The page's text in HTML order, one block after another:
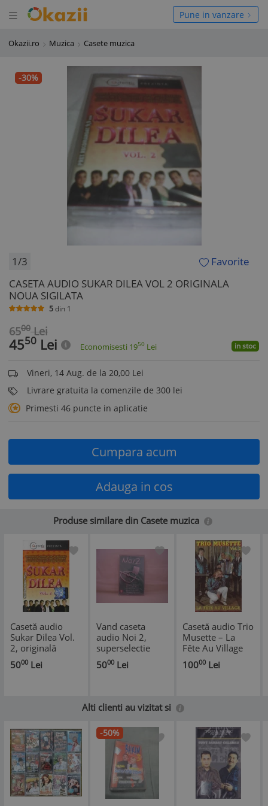
Deschide meniul
meniul Pune in vanzare
Okazii.ro Muzica Casete muzica
-30%
1/3
Favorite
CASETA AUDIO SUKAR DILEA VOL 2 ORIGINALA
NOUA SIGILATA
5din 1
6500 Lei
4550 Lei Economisesti 1950 Lei in stoc
Vineri, 14 Aug. de la 20,00 Lei
Livrare gratuita la comenzile de 300 lei
Primesti 46 puncte in aplicatie
Cumpara acum
Adauga in cos
Produse similare din Casete muzica
Casetă audio
Sukar Dilea Vol.
2, originală
5000 Lei
Vand caseta
audio Noi 2,
superselectie
romaneasca,
originala, sigilata
5000 Lei
Casetă audio Trio
Musette ‎– La
Fête Au Village
(Trio Musette
Vol. 2), originală
10000 Lei
Alti clienti au vizitat si
-50%